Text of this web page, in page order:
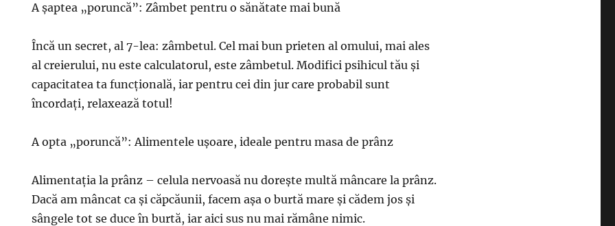
A şaptea „poruncă”: Zâmbet pentru o sănătate mai bună
Încă un secret, al 7-lea: zâmbetul. Cel mai bun prieten al omului, mai ales
al creierului, nu este calculatorul, este zâmbetul. Modifici psihicul tău şi
capacitatea ta funcţională, iar pentru cei din jur care probabil sunt
încordaţi, relaxează totul!
A opta „poruncă”: Alimentele uşoare, ideale pentru masa de prânz
Alimentaţia la prânz – celula nervoasă nu doreşte multă mâncare la prânz.
Dacă am mâncat ca şi căpcăunii, facem aşa o burtă mare şi cădem jos şi
sângele tot se duce în burtă, iar aici sus nu mai rămâne nimic.